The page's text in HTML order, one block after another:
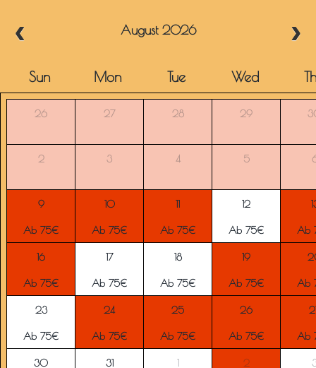
August 2026
Sun Mon Tue Wed
26 27 28 29
2 3 4 5
9 10 11 12
Ab 75€ Ab 75€ Ab 75€ Ab 75€ Ab
16 17 18 19
Ab 75€ Ab 75€ Ab 75€ Ab 75€ Ab
23 24 25 26
Ab 75€ Ab 75€ Ab 75€ Ab 75€ Ab
30 31 1 2